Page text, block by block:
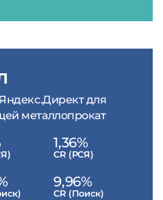
для
металлопрокат
1,36%
CR (РСЯ)
9,96%
CR (Поиск)